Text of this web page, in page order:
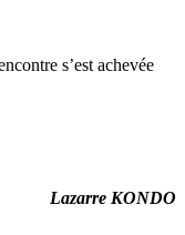
s’est achevée
Lazarre KONDO